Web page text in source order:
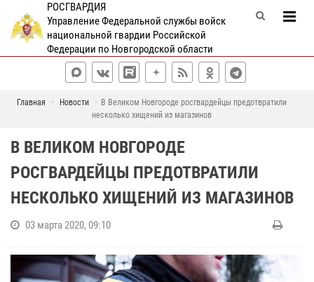
РОСГВАРДИЯ
Управление Федеральной службы войск
национальной гвардии Российской
Федерации по Новгородской области
Главная Новости
В Великом Новгороде росгвардейцы предотвратили
несколько хищений из магазинов
В ВЕЛИКОМ НОВГОРОДЕ
РОСГВАРДЕЙЦЫ ПРЕДОТВРАТИЛИ
НЕСКОЛЬКО ХИЩЕНИЙ ИЗ МАГАЗИНОВ
03 марта 2020, 09:10